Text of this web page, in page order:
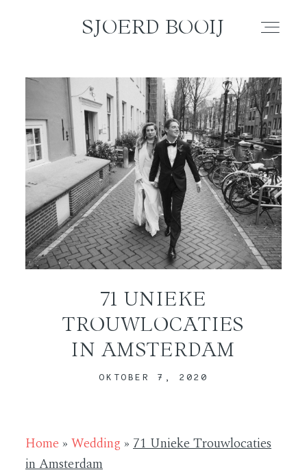
SJOERD BOOIJ
SJOERD BOOIJ
WEDDING
ELOPEMENT
COUPLE
FAMILY
PORTRAIT
BLOG
ABOUT
71 UNIEKE
TROUWLOCATIES
IN AMSTERDAM
OKTOBER 7, 2020
Home »Wedding »71 Unieke Trouwlocaties
in Amsterdam